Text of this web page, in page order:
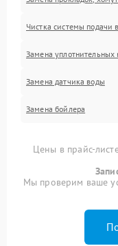
Чистка системы подачи
Замена уплотнительных
Замена датчика воды
Замена бойлера
Цены в прайс-
Мы проверим ваше